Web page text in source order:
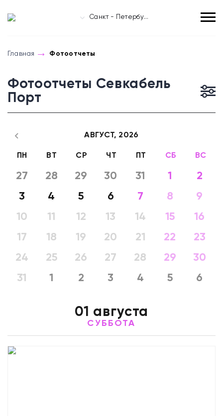
Санкт - Петербург
Главная Фотоотчеты
Фотоотчеты Севкабель
Порт
АВГУСТ, 2026
ПН ВТ СР ЧТ ПТ СБ ВС
27 28 29 30 31 1
2
3
4 5 6 7 8
9
10
11 12 13 14 15
16
17
18 19 20 21 22
23
24
25 26 27 28 29
30
31
1 2 3 4 5 6
01 августа
СУББОТА